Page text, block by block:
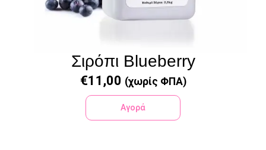
Σιρόπι Blueberry
€11,00 (χωρίς ΦΠΑ)
Αγορά